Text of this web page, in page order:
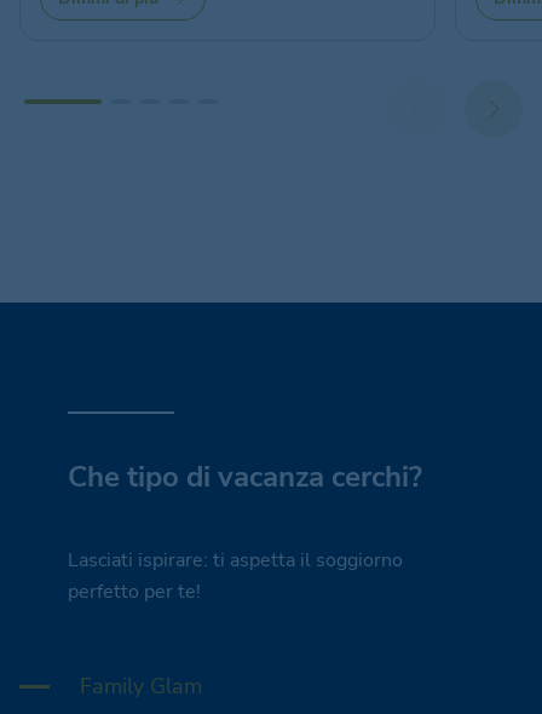
Che tipo di vacanza cerchi?
Lasciati ispirare: ti aspetta il soggiorno
perfetto per te!
Family Glam